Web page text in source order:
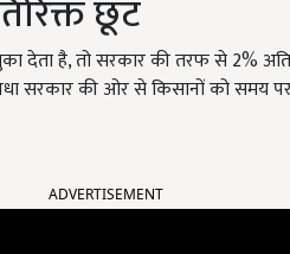
छूट
है, तो सरकार की तरफ से 2%
सरकार की ओर से किसानों को समय